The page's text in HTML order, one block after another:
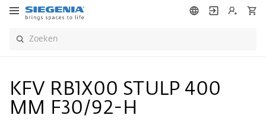
KFV RB1X00 STULP 400
MM F30/92-H